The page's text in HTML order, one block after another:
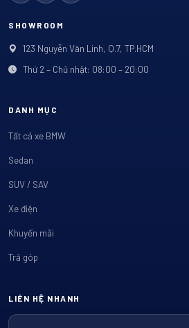
SHOWROOM
123 Nguyễn Văn Linh, Q.7, TP.HCM
Thứ 2 – Chủ nhật: 08:00 – 20:00
DANH MỤC
Tất cả xe BMW
Sedan
SUV / SAV
Xe điện
Khuyến mãi
Trả góp
LIÊN HỆ NHANH